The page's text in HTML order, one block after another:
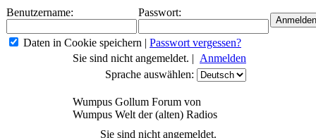
Benutzername: Passwort:
Daten in Cookie speichern | Passwort vergessen?
Sie sind nicht angemeldet. | Anmelden
Sprache auswählen:
Wumpus Gollum Forum von
Wumpus Welt der (alten) Radios
Sie sind nicht angemeldet.